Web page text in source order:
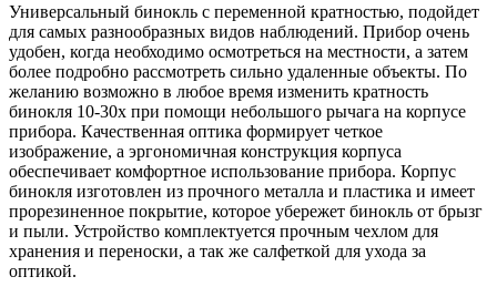
Универсальный бинокль с переменной кратностью, подойдет
для самых разнообразных видов наблюдений. Прибор очень
удобен, когда необходимо осмотреться на местности, а затем
более подробно рассмотреть сильно удаленные объекты. По
желанию возможно в любое время изменить кратность
бинокля 10-30x при помощи небольшого рычага на корпусе
прибора. Качественная оптика формирует четкое
изображение, а эргономичная конструкция корпуса
обеспечивает комфортное использование прибора. Корпус
бинокля изготовлен из прочного металла и пластика и имеет
прорезиненное покрытие, которое убережет бинокль от брызг
и пыли. Устройство комплектуется прочным чехлом для
хранения и переноски, а так же салфеткой для ухода за
оптикой.